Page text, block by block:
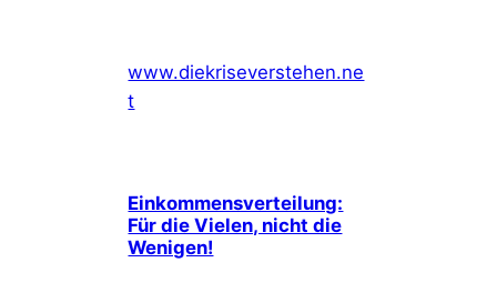
www.diekriseverstehen.ne
t
Einkommensverteilung:
Für die Vielen, nicht die
Wenigen!